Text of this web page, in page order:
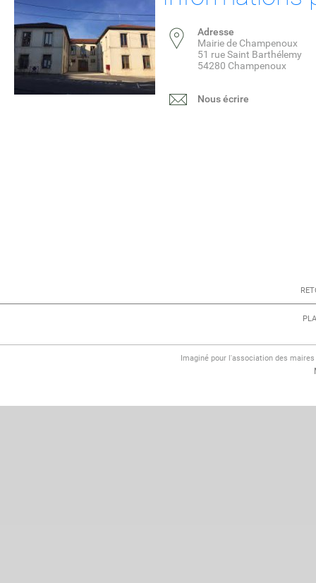
Adresse
Mairie de Champenoux
51 rue Saint Barthélemy
54280 Champenoux
Nous écrire
Imaginé pour l'association des